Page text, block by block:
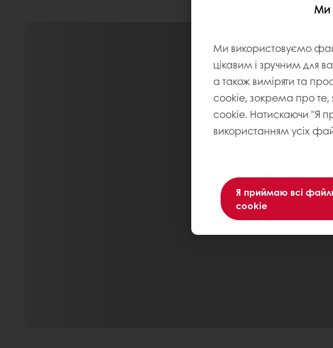
Ми
Ми використовуємо
цікавим і зручним для
а також виміряти та
cookie, зокрема про те,
cookie. Натискаючи "Я
використанням усіх
Я приймаю всі
cookie